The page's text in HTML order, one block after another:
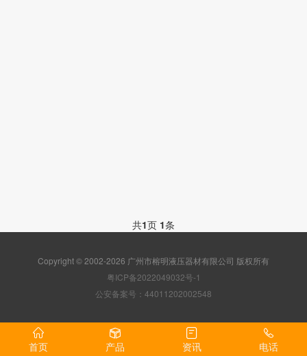
共1页 1条
Copyright © 2002-2026 广州市榕明液压器材有限公司 版权所有
粤ICP备2022049032号-1
公安备案号：44011202002548
首页 产品 资讯 电话